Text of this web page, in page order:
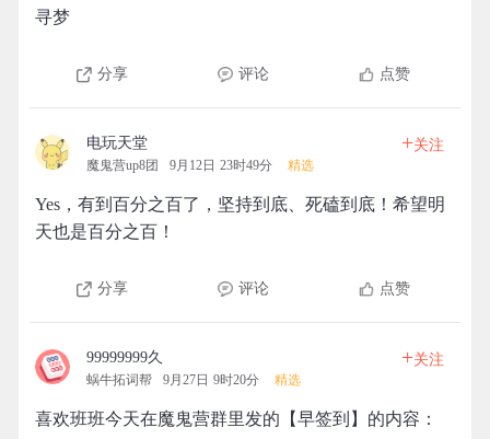
寻梦
分享 评论 点赞
电玩天堂
魔鬼营up8团 9月12日 23时49分 精选
+关注
Yes，有到百分之百了，坚持到底、死磕到底！希望明
天也是百分之百！
分享 评论 点赞
99999999久
蜗牛拓词帮 9月27日 9时20分 精选
+关注
喜欢班班今天在魔鬼营群里发的【早签到】的内容：